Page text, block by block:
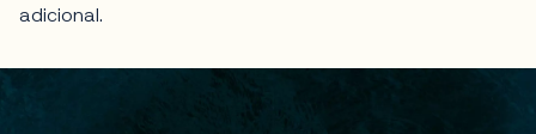
adicional.